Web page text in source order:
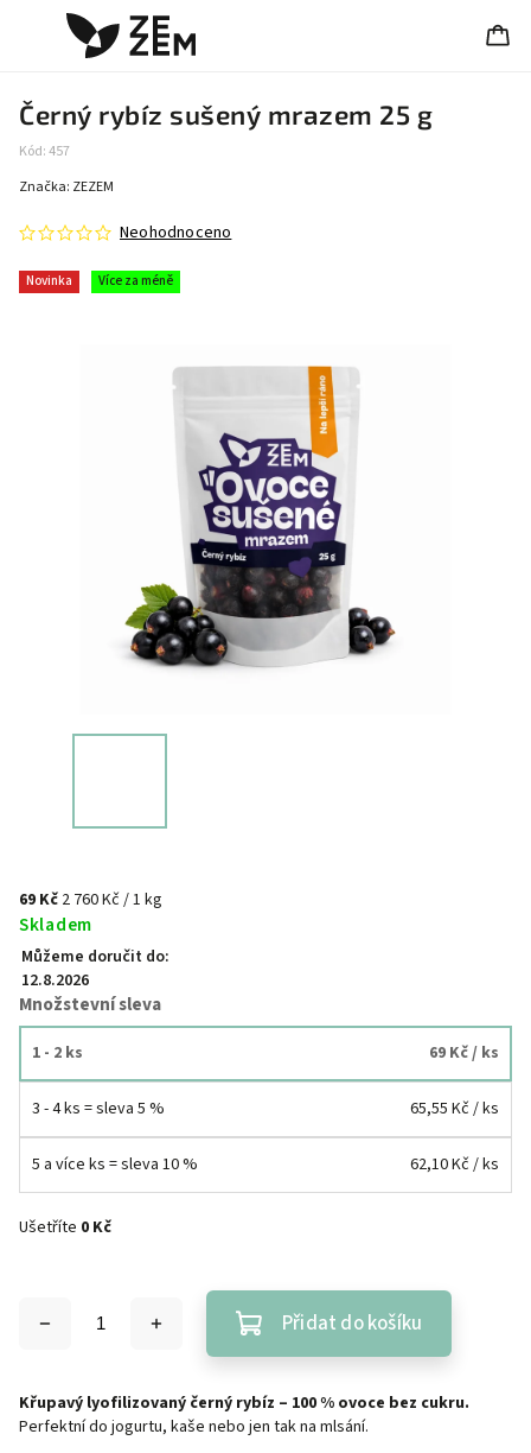
Černý rybíz sušený mrazem 25 g
Kód:457
Novinka Více za méně
Neohodnoceno
Značka: ZEZEM
69 Kč 2 760 Kč / 1 kg
Skladem
Můžeme doručit do:
12.8.2026
Množstevní sleva
1 - 2 ks 69 Kč/ ks
3 - 4 ks = sleva 5 % 65,55 Kč/ ks
5 a více ks = sleva 10 % 62,10 Kč/ ks
Ušetříte 0 Kč
Přidat do košíku
Křupavý lyofilizovaný černý rybíz – 100 % ovoce bez cukru.
Perfektní do jogurtu, kaše nebo jen tak na mlsání.